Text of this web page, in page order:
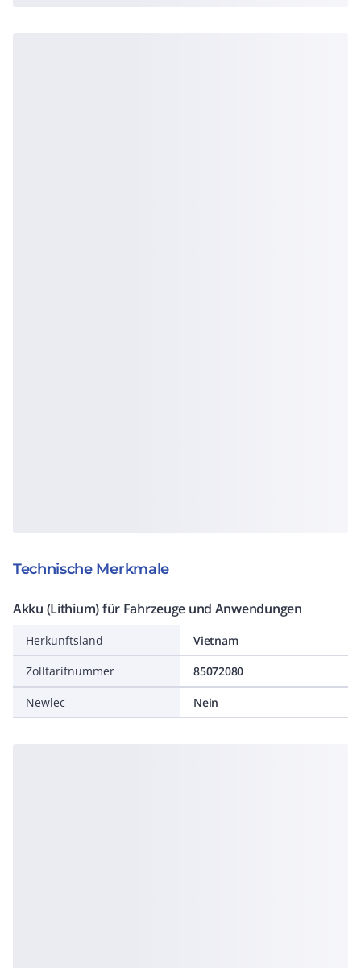
Technische Merkmale
Akku (Lithium) für Fahrzeuge und Anwendungen
Herkunftsland
Vietnam
Zolltarifnummer
85072080
Newlec Nein